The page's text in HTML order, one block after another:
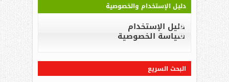
دليل الإستخدام والخصوصية
دليل الإستخدام
سياسة الخصوصية
البحث السريع